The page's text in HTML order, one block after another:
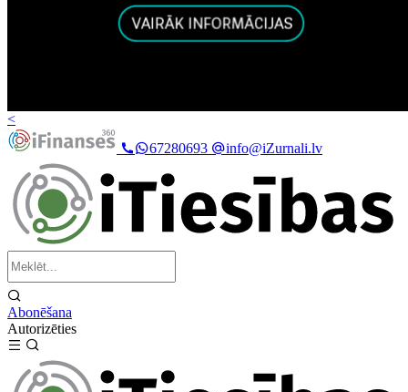
<
67280693
info@iZurnali.lv
Abonēšana
Autorizēties